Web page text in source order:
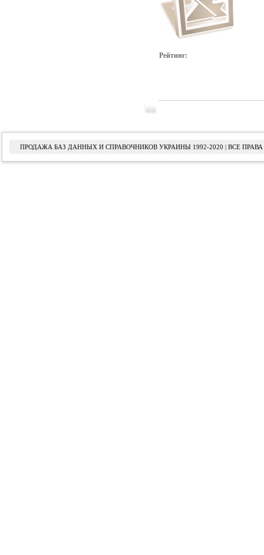
Рейтинг:
ПРОДАЖА БАЗ ДАННЫХ И СПРАВОЧНИКОВ УКРАИНЫ 1992-2020 | ВСЕ